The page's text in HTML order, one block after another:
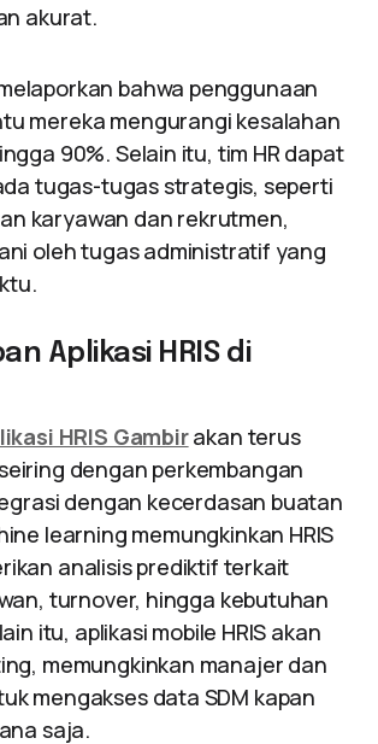
akurat.
bahwa penggunaan
mereka mengurangi kesalahan
90%. Selain itu, tim HR dapat
tugas-tugas strategis, seperti
karyawan dan rekrutmen,
oleh tugas administratif yang
Aplikasi HRIS di
HRIS Gambirakan terus
dengan perkembangan
dengan kecerdasan buatan
learning memungkinkan HRIS
analisis prediktif terkait
turnover, hingga kebutuhan
itu, aplikasi mobile HRIS akan
memungkinkan manajer dan
mengakses data SDM kapan
saja.